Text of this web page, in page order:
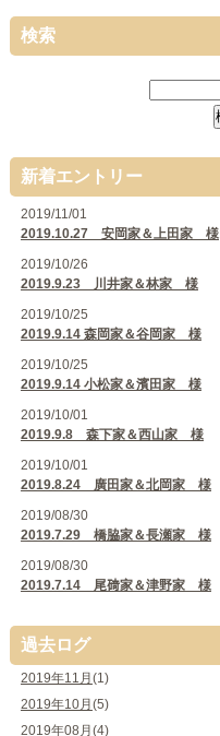
検索
新着エントリー
2019/11/01
2019.10.27 安岡家＆上田家 様
2019/10/26
2019.9.23 川井家＆林家 様
2019/10/25
2019.9.14 森岡家＆谷岡家 様
2019/10/25
2019.9.14 小松家＆濱田家 様
2019/10/01
2019.9.8 森下家＆西山家 様
2019/10/01
2019.8.24 廣田家＆北岡家 様
2019/08/30
2019.7.29 橋脇家＆長瀬家 様
2019/08/30
2019.7.14 尾𥔎家＆津野家 様
過去ログ
2019年11月(1)
2019年10月(5)
2019年08月(4)